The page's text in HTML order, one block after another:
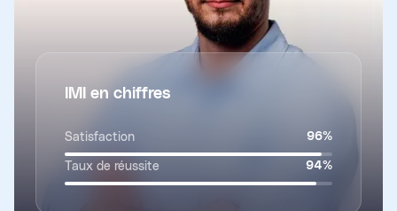
IMI en chiffres
Satisfaction 96%
Taux de réussite 94%